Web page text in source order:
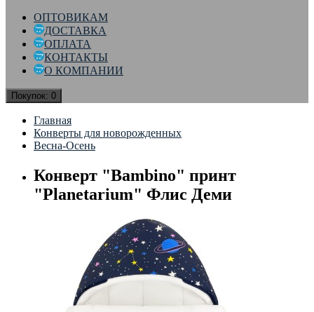
ОПТОВИКАМ
ДОСТАВКА
ОПЛАТА
КОНТАКТЫ
О КОМПАНИИ
Покупок: 0
Главная
Конверты для новорожденных
Весна-Осень
Конверт "Bambino" принт
"Planetarium" Флис Деми